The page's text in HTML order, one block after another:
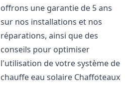
offrons une garantie de 5 ans
sur nos installations et nos
réparations, ainsi que des
conseils pour optimiser
l'utilisation de votre système de
chauffe eau solaire Chaffoteaux